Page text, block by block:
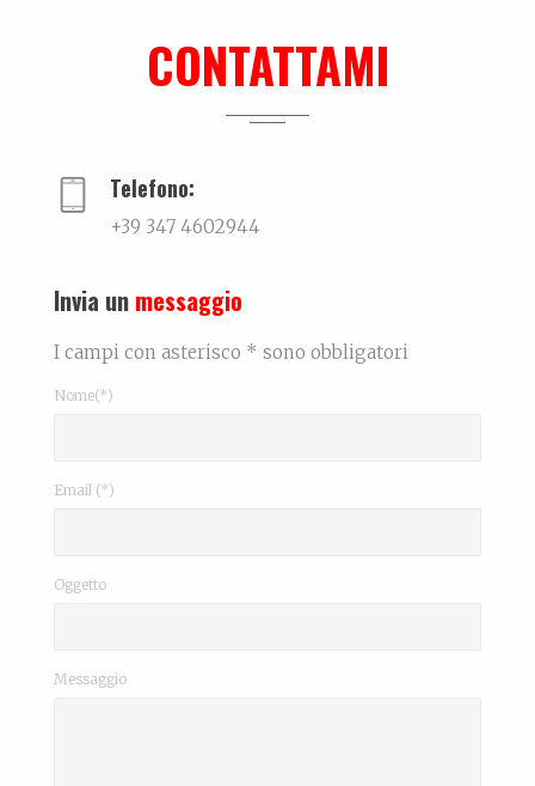
Articolo tratto da Corriere di Rimini del 10 maggi...
CONTATTAMI
Telefono:
+39 347 4602944
Invia un messaggio
I campi con asterisco * sono obbligatori
Nome(*)
Email (*)
Oggetto
Messaggio